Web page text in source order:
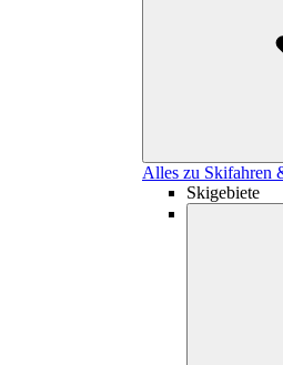
Alles zu Skifahren
Skigebiete